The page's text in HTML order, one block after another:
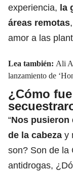
experiencia, la
áreas remotas,
amor a las
Lea también: Ali
lanzamiento de
¿Cómo
“Nos pusieron
de la cabeza y
son? Son de la
antidrogas,